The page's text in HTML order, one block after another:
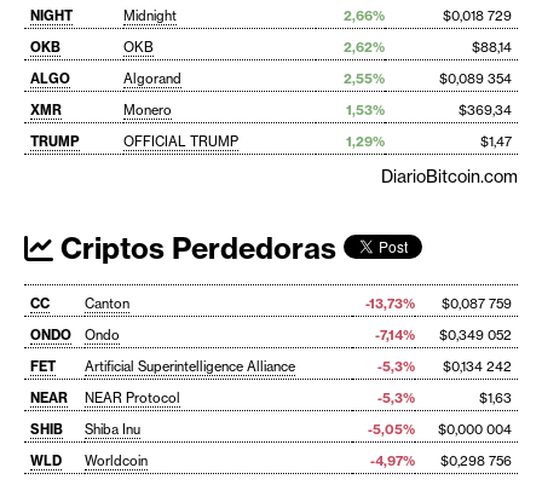
NIGHT
Midnight 2,66%
$0,018 729
OKB
OKB 2,62%
$88,14
ALGO
Algorand 2,55%
$0,089 354
XMR
Monero 1,53%
$369,34
TRUMP
OFFICIAL TRUMP 1,29% $1,47
DiarioBitcoin.com
Criptos Perdedoras
CC Canton -13,73%
$0,087 759
ONDO
Ondo -7,14%
$0,349 052
FET
Artificial Superintelligence Alliance -5,3%
$0,134 242
NEAR
NEAR Protocol -5,3%
$1,63
SHIB
Shiba Inu -5,05%
$0,000 004
WLD
Worldcoin -4,97%
$0,298 756